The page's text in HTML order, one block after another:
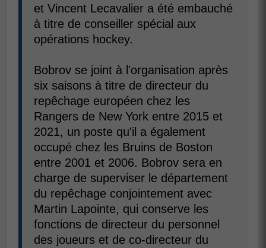
et Vincent Lecavalier a été embauché
à titre de conseiller spécial aux
opérations hockey.
Bobrov se joint à l'organisation après
six saisons à titre de directeur du
repêchage européen chez les
Rangers de New York entre 2015 et
2021, un poste qu'il a également
occupé chez les Bruins de Boston
entre 2001 et 2006. Bobrov sera en
charge de superviser le département
du repêchage conjointement avec
Martin Lapointe, qui conserve les
fonctions de directeur du personnel
des joueurs et de co-directeur du